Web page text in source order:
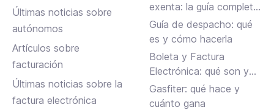
Últimas noticias sobre
autónomos
Artículos sobre
facturación
Últimas noticias sobre la
factura electrónica
exenta: la guía completa
para emitir sin errores en
Chile
Guía de despacho: qué
es y cómo hacerla
Boleta y Factura
Electrónica: qué son y
en qué se diferencian
Gasfiter: qué hace y
cuánto gana